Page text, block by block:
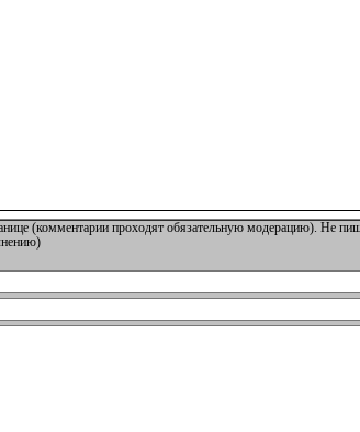
(комментарии проходят обязательную модерацию). Не